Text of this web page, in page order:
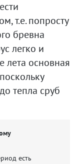
т.е. попросту
бревна
легко и
лета основная
тепла сруб
есть